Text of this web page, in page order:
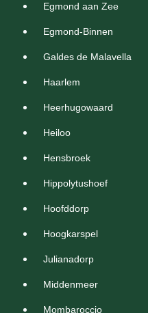
Egmond aan Zee
Egmond-Binnen
Galdes de Malavella
Haarlem
Heerhugowaard
Heiloo
Hensbroek
Hippolytushoef
Hoofddorp
Hoogkarspel
Julianadorp
Middenmeer
Mombaroccio